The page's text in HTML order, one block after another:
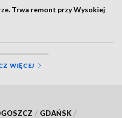
Trwa remont przy Wysokiej
WIĘCEJ
/ GDAŃSK /